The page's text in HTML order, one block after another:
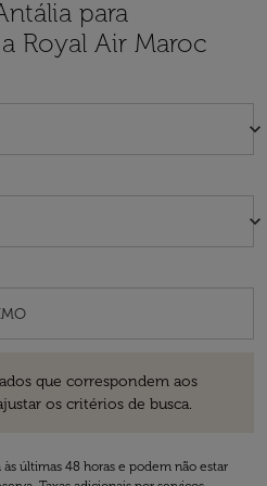
para
Royal Air Maroc
keyboard_arrow_down
keyboard_arrow_down
que correspondem aos
os critérios de busca.
últimas 48 horas e podem não estar